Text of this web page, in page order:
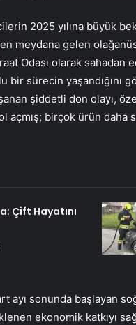
2025 yılına büyük
meydana gelen
Odası olarak
bir sürecin yaşandığını
şiddetli don olayı,
açmış; birçok ürün daha
Çift Hayatını
ayı sonunda başlayan
ekonomik katkıyı